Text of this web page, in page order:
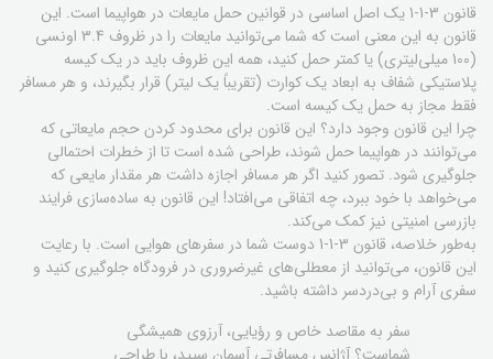
قانون 3-1-1 یک اصل اساسی در قوانین حمل مایعات در هواپیما است. این
قانون به این معنی است که شما می‌توانید مایعات را در ظروف 3.4 اونسی
(100 میلی‌لیتری) یا کمتر حمل کنید، همه این ظروف باید در یک کیسه
پلاستیکی شفاف به ابعاد یک کوارت (تقریباً یک لیتر) قرار بگیرند، و هر مسافر
فقط مجاز به حمل یک کیسه است.
چرا این قانون وجود دارد؟ این قانون برای محدود کردن حجم مایعاتی که
می‌توانند در هواپیما حمل شوند، طراحی شده است تا از خطرات احتمالی
جلوگیری شود. تصور کنید اگر هر مسافر اجازه داشت هر مقدار مایعی که
می‌خواهد با خود ببرد، چه اتفاقی می‌افتاد! این قانون به ساده‌سازی فرایند
بازرسی امنیتی نیز کمک می‌کند.
به‌طور خلاصه، قانون 3-1-1 دوست شما در سفرهای هوایی است. با رعایت
این قانون، می‌توانید از معطلی‌های غیرضروری در فرودگاه جلوگیری کنید و
سفری آرام و بی‌دردسر داشته باشید.
سفر به مقاصد خاص و رؤیایی، آرزوی همیشگی